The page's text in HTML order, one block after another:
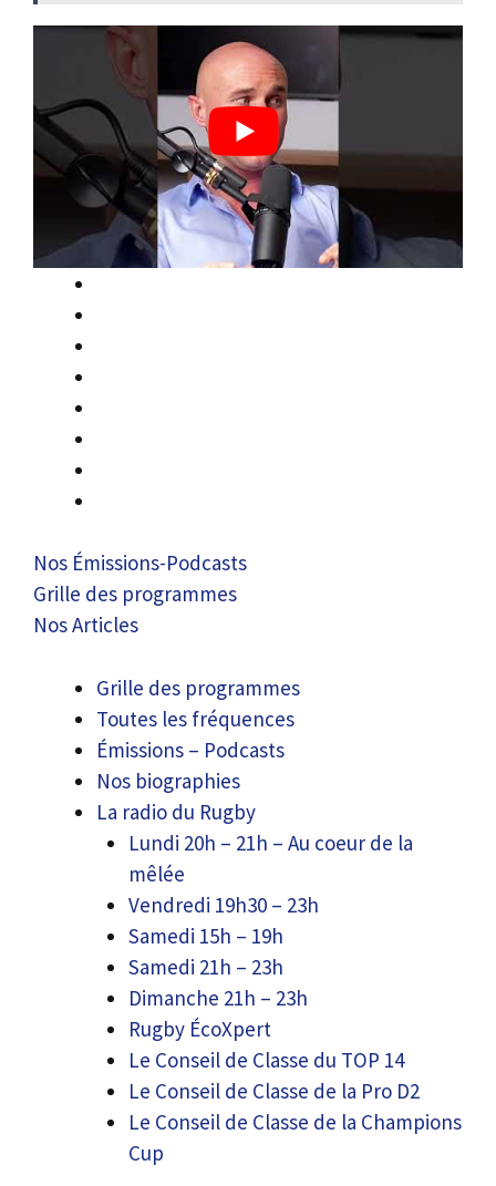
Nos Émissions-Podcasts
Grille des programmes
Nos Articles
Grille des programmes
Toutes les fréquences
Émissions – Podcasts
Nos biographies
La radio du Rugby
Lundi 20h – 21h – Au coeur de la
mêlée
Vendredi 19h30 – 23h
Samedi 15h – 19h
Samedi 21h – 23h
Dimanche 21h – 23h
Rugby ÉcoXpert
Le Conseil de Classe du TOP 14
Le Conseil de Classe de la Pro D2
Le Conseil de Classe de la Champions
Cup